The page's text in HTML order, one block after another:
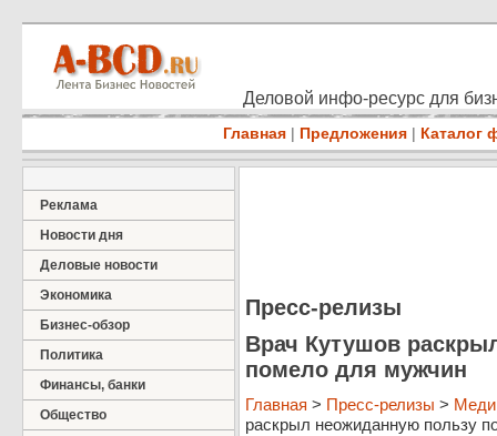
Деловой инфо-ресурс для
Главная | Предложения | Каталог
Реклама
Новости дня
Деловые новости
Экономика
Бизнес-обзор
Политика
Финансы, банки
Общество
Пресс-релизы
Врач Кутушов
помело для мужчин
Главная > Пресс-релизы >
раскрыл неожиданную пользу